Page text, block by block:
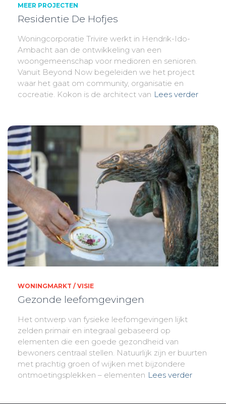
MEER PROJECTEN
Residentie De Hofjes
Woningcorporatie Trivire werkt in Hendrik-Ido-
Ambacht aan de ontwikkeling van een
woongemeenschap voor medioren en senioren.
Vanuit Beyond Now begeleiden we het project
waar het gaat om community, organisatie en
cocreatie. Kokon is de architect van Lees verder
WONINGMARKT / VISIE
Gezonde leefomgevingen
Het ontwerp van fysieke leefomgevingen lijkt
zelden primair en integraal gebaseerd op
elementen die een goede gezondheid van
bewoners centraal stellen. Natuurlijk zijn er buurten
met prachtig groen of wijken met bijzondere
ontmoetingsplekken – elementen Lees verder